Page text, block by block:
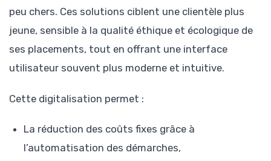
peu chers. Ces solutions ciblent une clientèle plus
jeune, sensible à la qualité éthique et écologique de
ses placements, tout en offrant une interface
utilisateur souvent plus moderne et intuitive.
Cette digitalisation permet :
La réduction des coûts fixes grâce à
l’automatisation des démarches,